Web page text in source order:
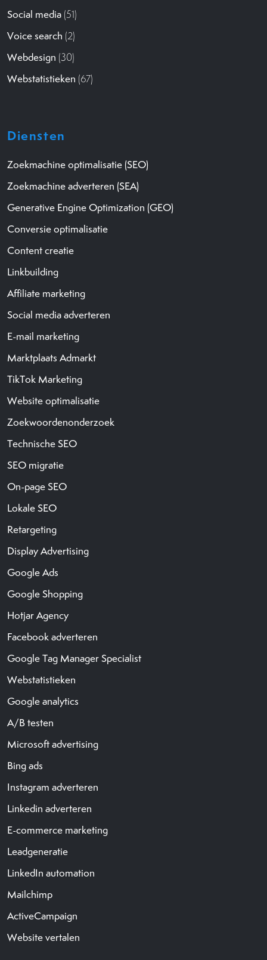
Social media (51)
Voice search (2)
Webdesign (30)
Webstatistieken (67)
Diensten
Zoekmachine optimalisatie (SEO)
Zoekmachine adverteren (SEA)
Generative Engine Optimization (GEO)
Conversie optimalisatie
Content creatie
Linkbuilding
Affiliate marketing
Social media adverteren
E-mail marketing
Marktplaats Admarkt
TikTok Marketing
Website optimalisatie
Zoekwoordenonderzoek
Technische SEO
SEO migratie
On-page SEO
Lokale SEO
Retargeting
Display Advertising
Google Ads
Google Shopping
Hotjar Agency
Facebook adverteren
Google Tag Manager Specialist
Webstatistieken
Google analytics
A/B testen
Microsoft advertising
Bing ads
Instagram adverteren
Linkedin adverteren
E-commerce marketing
Leadgeneratie
LinkedIn automation
Mailchimp
ActiveCampaign
Website vertalen